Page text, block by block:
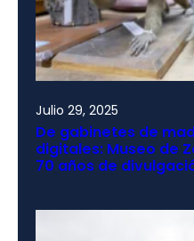
Julio 29, 2025
De gabinetes de
digitales: Museo de
70 años de